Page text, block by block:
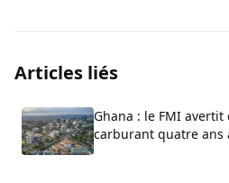
Articles liés
Ghana : le FMI
carburant quatre ans